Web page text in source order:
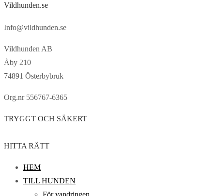
Vildhunden.se
Info@vildhunden.se
Vildhunden AB
Åby 210
74891 Österbybruk
Org.nr 556767-6365
TRYGGT OCH SÄKERT
HITTA RÄTT
HEM
TILL HUNDEN